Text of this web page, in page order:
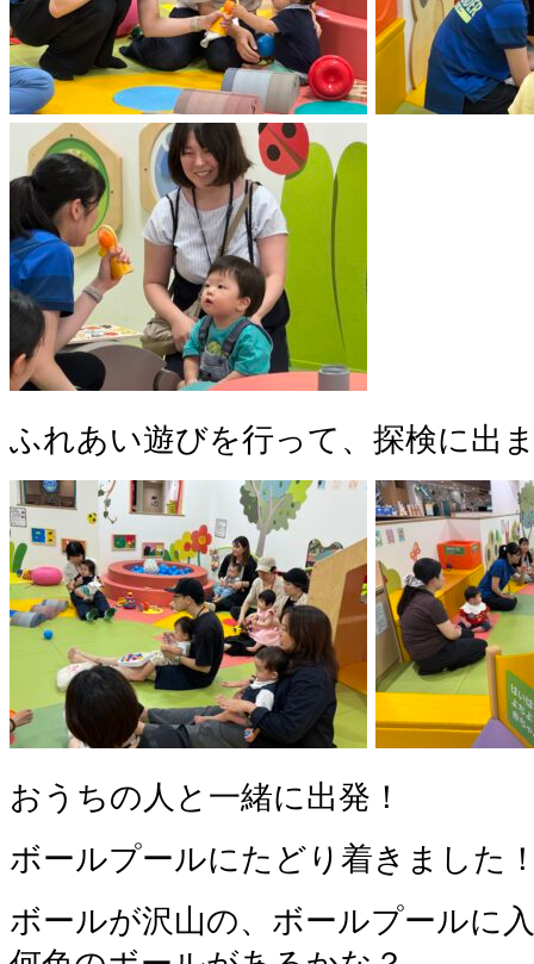
ふれあい遊びを行って、探検に出
おうちの人と一緒に出発！
ボールプールにたどり着きました
ボールが沢山の、ボールプールに